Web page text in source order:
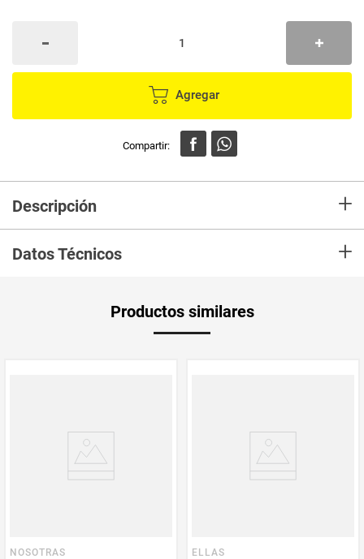
Agregar
Descripción +
Cuida de tu zona v con jabones íntimos entiban,
sintiéndote libre y segura de infecciones e irritaciones.
Datos Técnicos +
Producto (kg)
Productos similares
NOSOTRAS ELLAS